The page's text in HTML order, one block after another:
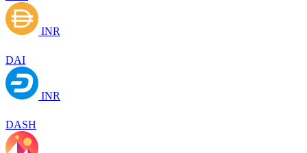
INR
DAI
INR
DASH